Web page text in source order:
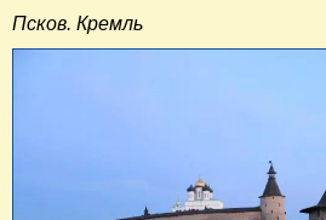
Псков. Кремль